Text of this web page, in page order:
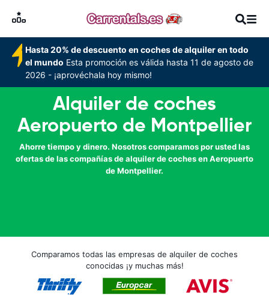
Hasta 20% de descuento en coches de alquiler en todo
el mundo Esta promoción es válida hasta 11 de agosto de
2026 - ¡aprovéchala hoy mismo!
Alquiler de coches
Aeropuerto de Montpellier
Ahorre tiempo y dinero. Nosotros comparamos por usted las
ofertas de las compañías de alquiler de coches en Aeropuerto
de Montpellier.
Comparamos todas las empresas de alquiler de coches
conocidas ¡y muchas más!